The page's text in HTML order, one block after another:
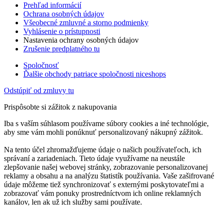
Prehľad informácií
Ochrana osobných údajov
Všeobecné zmluvné a storno podmienky
Vyhlásenie o prístupnosti
Nastavenia ochrany osobných údajov
Zrušenie predplatného tu
Spoločnosť
Ďalšie obchody patriace spoločnosti niceshops
Odstúpiť od zmluvy tu
Prispôsobte si zážitok z nakupovania
Iba s vaším súhlasom používame súbory cookies a iné technológie,
aby sme vám mohli ponúknuť personalizovaný nákupný zážitok.
Na tento účel zhromažďujeme údaje o našich používateľoch, ich
správaní a zariadeniach. Tieto údaje využívame na neustále
zlepšovanie našej webovej stránky, zobrazovanie personalizovanej
reklamy a obsahu a na analýzu štatistík používania. Vaše zašifrované
údaje môžeme tiež synchronizovať s externými poskytovateľmi a
zobrazovať vám ponuky prostredníctvom ich online reklamných
kanálov, len ak už ich služby sami používate.